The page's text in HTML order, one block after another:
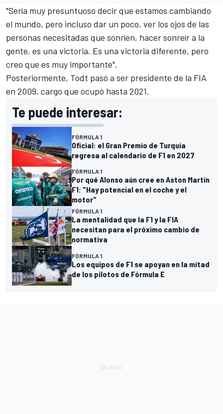
"Sería muy presuntuoso decir que estamos cambiando
el mundo, pero incluso dar un poco, ver los ojos de las
personas necesitadas que sonríen, hacer sonreír a la
gente, es una victoria. Es una victoria diferente, pero
creo que es muy importante".
Posteriormente, Todt pasó a ser presidente de la FIA
en 2009, cargo que ocupó hasta 2021.
Te puede interesar:
FÓRMULA 1
Oficial: el Gran Premio de Turquía
regresa al calendario de F1 en 2027
FÓRMULA 1
Por qué Alonso aún cree en Aston Martin
F1: "Hay potencial en el coche y el
motor"
FÓRMULA 1
La mentalidad que la F1 y la FIA
necesitan para el próximo cambio de
normativa
FÓRMULA 1
Los equipos de F1 se apoyan en la mitad
de los pilotos de Fórmula E